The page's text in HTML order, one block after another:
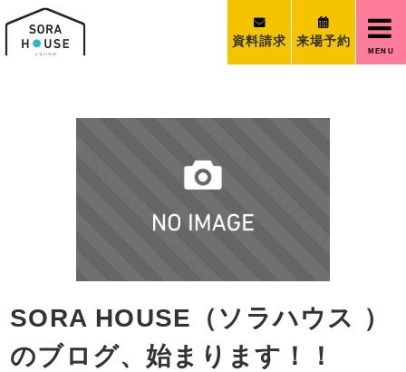
資料請求 来場予約
MENU
SORA HOUSE（ソラハウス ）
のブログ、始まります！！